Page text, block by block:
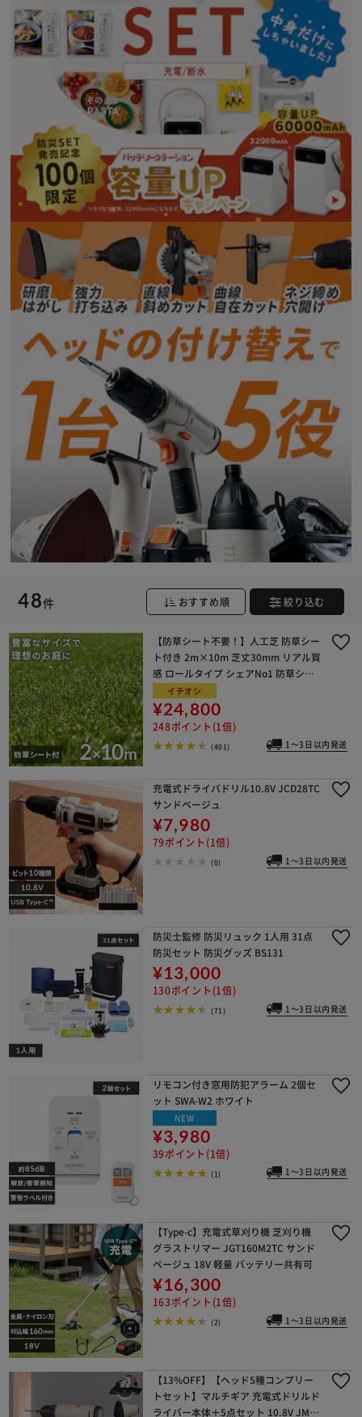
48件 おすすめ順 絞り込む
【防草シート不要！】人工芝 防草シー
ト付き 2m×10m 芝丈30mm リアル質
感 ロールタイプ シェアNo1 防草シー
ト一体型 【U字釘48本付き】
イチオシ
¥24,800
248ポイント(1倍)
(401) 1～3日以内発送
充電式ドライバドリル10.8V JCD28TC
サンドベージュ
¥7,980
79ポイント(1倍)
(0) 1～3日以内発送
防災士監修 防災リュック 1人用 31点
防災セット 防災グッズ BS131
¥13,000
130ポイント(1倍)
(71) 1～3日以内発送
リモコン付き窓用防犯アラーム 2個セ
ット SWA-W2 ホワイト
NEW
¥3,980
39ポイント(1倍)
(1) 1～3日以内発送
【Type-c】充電式草刈り機 芝刈り機
グラストリマー JGT160M2TC サンド
ベージュ 18V 軽量 バッテリー共有可
¥16,300
163ポイント(1倍)
(2) 1～3日以内発送
【13%OFF】【ヘッド5種コンプリー
トセット】マルチギア 充電式ドリルド
ライバー本体＋5点セット 10.8V JM10